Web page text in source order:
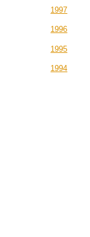
1997
1996
1995
1994